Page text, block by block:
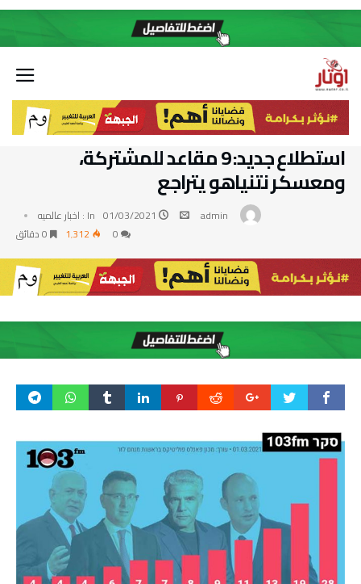
استطلاع جديد: 9 مقاعد للمشتركة،
ومعسكر نتنياهو يتراجع
admin
01/03/2021
In : اخبار عالميه
1٬312 0 ‫دقائق‬